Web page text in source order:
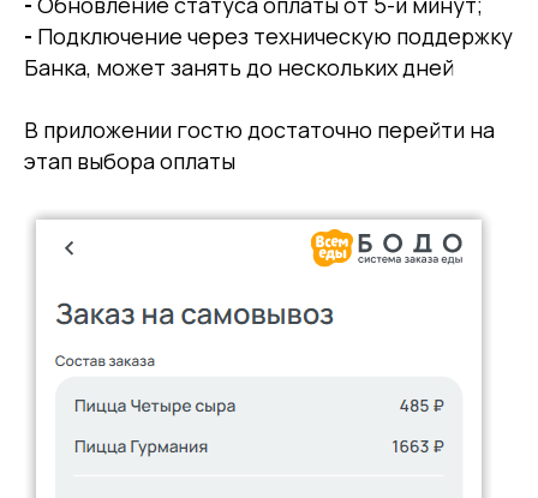
- Подключение через техническую поддержку
Банка, может занять до нескольких дней
В приложении гостю достаточно перейти на
этап выбора оплаты